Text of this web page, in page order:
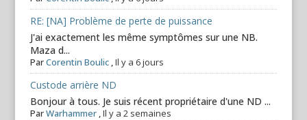
RE: [NA] Problème de perte de puissance
J'ai exactement les même symptômes sur une NB.
Maza d...
ParCorentin Boulic,Il y a 6 jours
Custode arrière ND
Bonjour à tous. Je suis récent propriétaire d'une ND ...
ParWarhammer,Il y a 2 semaines